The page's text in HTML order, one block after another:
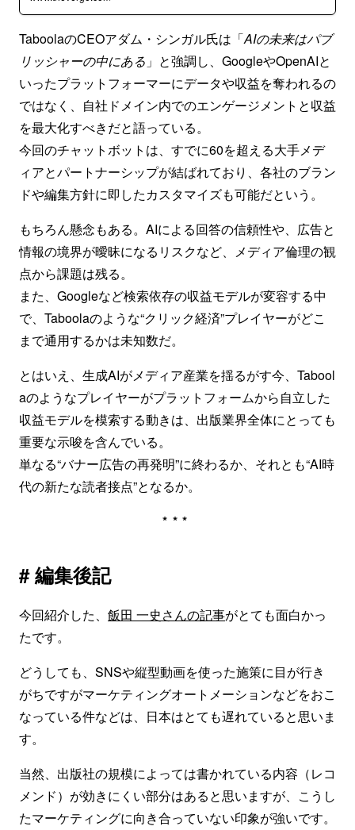
TaboolaのCEOアダム・シンガル氏は「AIの未来はパブ
リッシャーの中にある 」と強調し、GoogleやOpenAIと
いったプラットフォーマーにデータや収益を奪われるの
ではなく、自社ドメイン内でのエンゲージメントと収益
を最大化すべきだと語っている。
今回のチャットボットは、すでに60を超える大手メデ
ィアとパートナーシップが結ばれており、各社のブラン
ドや編集方針に即したカスタマイズも可能だという。
もちろん懸念もある。AIによる回答の信頼性や、広告と
情報の境界が曖昧になるリスクなど、メディア倫理の観
点から課題は残る。
また、Googleなど検索依存の収益モデルが変容する中
で、Taboolaのような“クリック経済”プレイヤーがどこ
まで通用するかは未知数だ。
とはいえ、生成AIがメディア産業を揺るがす今、Tabool
aのようなプレイヤーがプラットフォームから自立した
収益モデルを模索する動きは、出版業界全体にとっても
重要な示唆を含んでいる。
単なる“バナー広告の再発明”に終わるか、それとも“AI時
代の新たな読者接点”となるか。
***
# 編集後記
今回紹介した、 飯田 一史さんの記事がとても面白かっ
たです。
どうしても、SNSや縦型動画を使った施策に目が行き
がちですがマーケティングオートメーションなどをおこ
なっている件などは、日本はとても遅れていると思いま
す。
当然、出版社の規模によっては書かれている内容（レコ
メンド）が効きにくい部分はあると思いますが、こうし
たマーケティングに向き合っていない印象が強いです。